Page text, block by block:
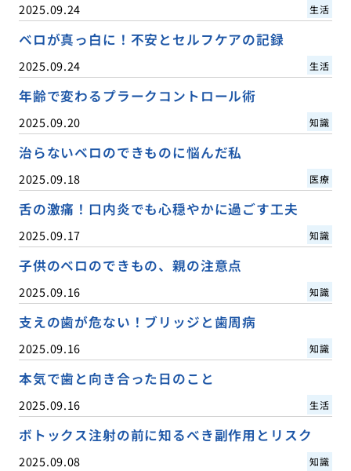
2025.09.24 生活
ベロが真っ白に！不安とセルフケアの記録
2025.09.24 生活
年齢で変わるプラークコントロール術
2025.09.20 知識
治らないベロのできものに悩んだ私
2025.09.18 医療
舌の激痛！口内炎でも心穏やかに過ごす工夫
2025.09.17 知識
子供のベロのできもの、親の注意点
2025.09.16 知識
支えの歯が危ない！ブリッジと歯周病
2025.09.16 知識
本気で歯と向き合った日のこと
2025.09.16 生活
ボトックス注射の前に知るべき副作用とリスク
2025.09.08 知識